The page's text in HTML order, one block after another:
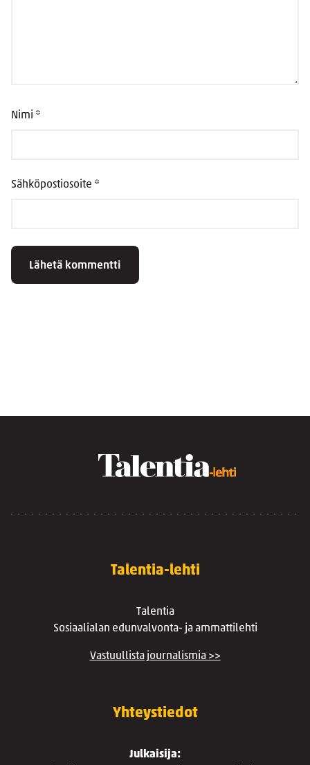
Nimi *
Sähköpostiosoite *
Talentia-lehti
Talentia
Sosiaalialan edunvalvonta- ja ammattilehti
Vastuullista journalismia >>
Yhteystiedot
Julkaisija: